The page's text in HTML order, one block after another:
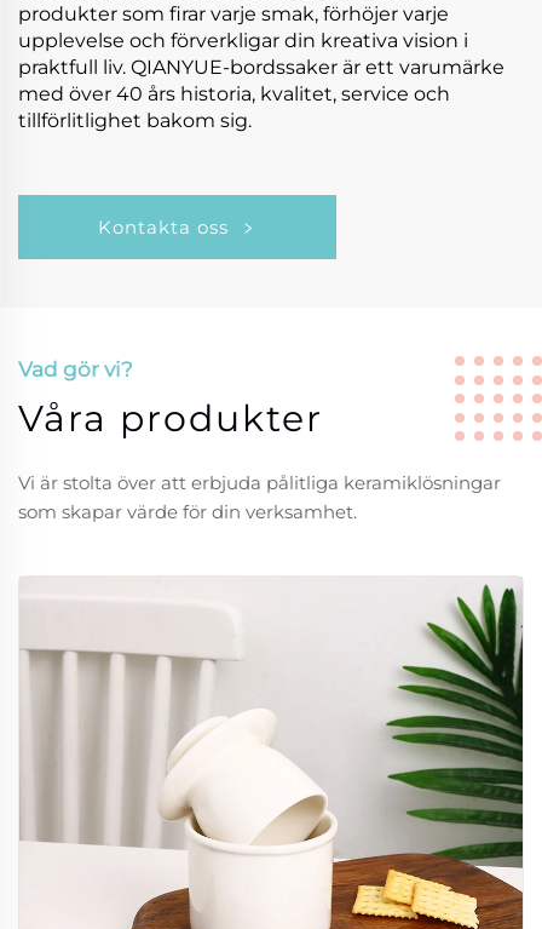
produkter som firar varje smak, förhöjer varje
upplevelse och förverkligar din kreativa vision i
praktfull liv. QIANYUE-bordssaker är ett varumärke
med över 40 års historia, kvalitet, service och
tillförlitlighet bakom sig.
Kontakta oss
Vad gör vi?
Våra produkter
Vi är stolta över att erbjuda pålitliga keramiklösningar
som skapar värde för din verksamhet.